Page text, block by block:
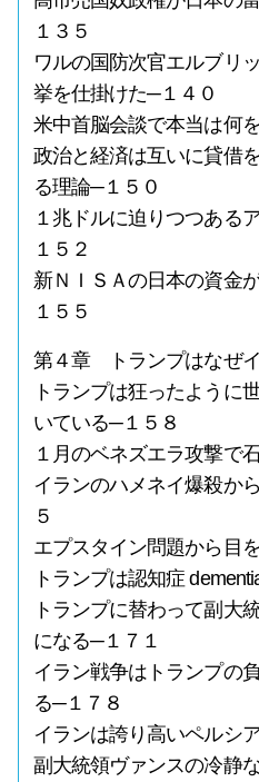
１３５
ワルの国防次官エルブリ
挙を仕掛けた─１４０
米中首脳会談で本当は何
政治と経済は互いに貸借
る理論─１５０
１兆ドルに迫りつつある
１５２
新ＮＩＳＡの日本の資金
１５５
第４章 トランプはなぜ
トランプは狂ったように
いている─１５８
１月のベネズエラ攻撃で
イランのハメネイ爆殺か
５
エプスタイン問題から目
トランプは認知症
トランプに替わって副大
になる─１７１
イラン戦争はトランプの
る─１７８
イランは誇り高いペルシ
副大統領ヴァンスの冷静